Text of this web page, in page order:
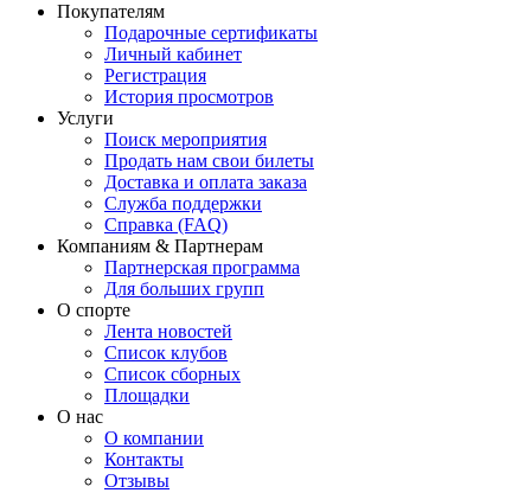
Покупателям
Подарочные сертификаты
Личный кабинет
Регистрация
История просмотров
Услуги
Поиск мероприятия
Продать нам свои билеты
Доставка и оплата заказа
Служба поддержки
Справка (FAQ)
Компаниям & Партнерам
Партнерская программа
Для больших групп
О спорте
Лента новостей
Список клубов
Список сборных
Площадки
О нас
О компании
Контакты
Отзывы